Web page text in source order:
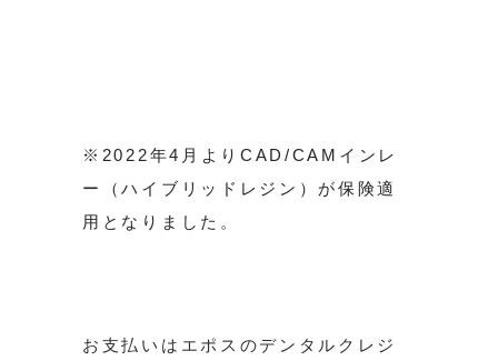
※2022年4月よりCAD/CAMインレ
ー（ハイブリッドレジン）が保険適
用となりました。
お支払いはエポスのデンタルクレジ